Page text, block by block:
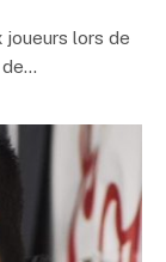
joueurs lors de
de…